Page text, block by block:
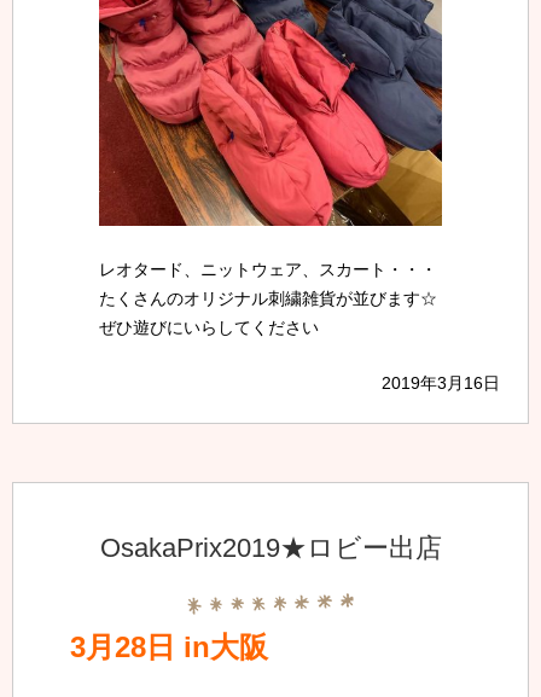
レオタード、ニットウェア、スカート・・・
たくさんのオリジナル刺繍雑貨が並びます☆
ぜひ遊びにいらしてください
2019年3月16日
OsakaPrix2019★ロビー出店
3月28日 in大阪